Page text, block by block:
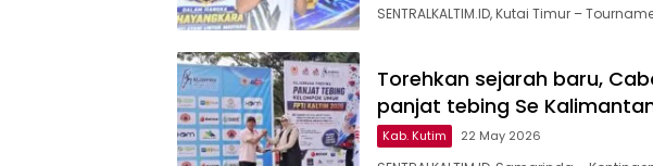
SENTRALKALTIM.ID, Kutai Timur –
Torehkan sejarah baru,
panjat tebing Se
Kab. Kutim 22 May 2026